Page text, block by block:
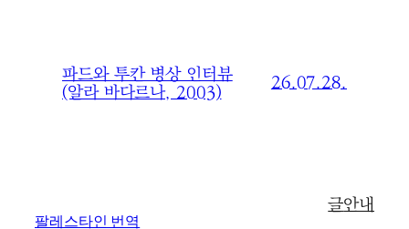
파드와 투칸 병상 인터뷰
(알라 바다르나, 2003) 26.07.28.
팔레스타인 번역
글안내